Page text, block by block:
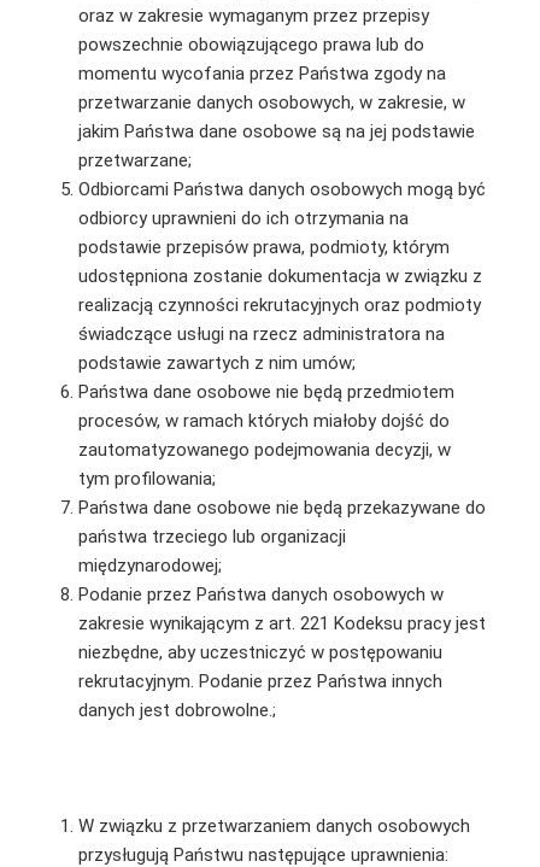
oraz w zakresie wymaganym przez przepisy
powszechnie obowiązującego prawa lub do
momentu wycofania przez Państwa zgody na
przetwarzanie danych osobowych, w zakresie, w
jakim Państwa dane osobowe są na jej podstawie
przetwarzane;
Odbiorcami Państwa danych osobowych mogą być
odbiorcy uprawnieni do ich otrzymania na
podstawie przepisów prawa, podmioty, którym
udostępniona zostanie dokumentacja w związku z
realizacją czynności rekrutacyjnych oraz podmioty
świadczące usługi na rzecz administratora na
podstawie zawartych z nim umów;
Państwa dane osobowe nie będą przedmiotem
procesów, w ramach których miałoby dojść do
zautomatyzowanego podejmowania decyzji, w
tym profilowania;
Państwa dane osobowe nie będą przekazywane do
państwa trzeciego lub organizacji
międzynarodowej;
Podanie przez Państwa danych osobowych w
zakresie wynikającym z art. 221 Kodeksu pracy jest
niezbędne, aby uczestniczyć w postępowaniu
rekrutacyjnym. Podanie przez Państwa innych
danych jest dobrowolne.;
W związku z przetwarzaniem danych osobowych
przysługują Państwu następujące uprawnienia: